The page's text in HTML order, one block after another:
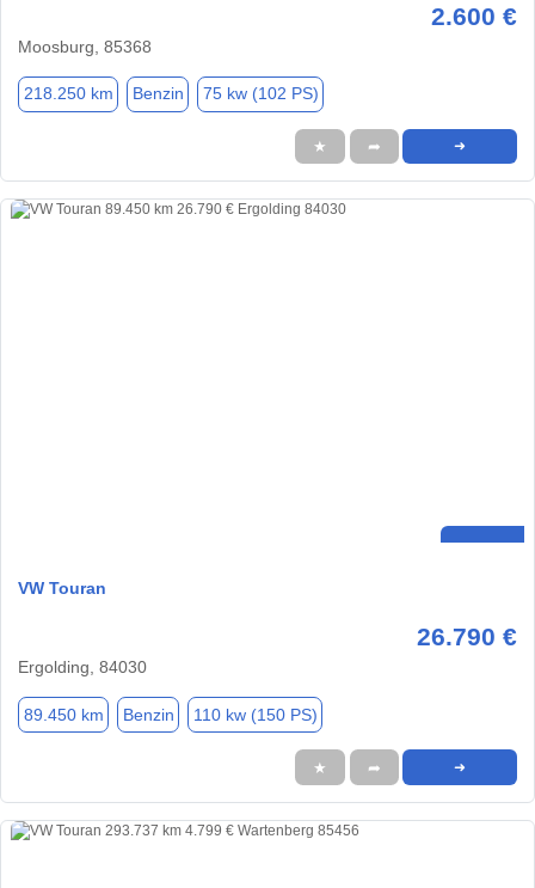
2.600 €
Moosburg, 85368
218.250 km Benzin 75 kw (102 PS)
★ ➦ ➜
VW Touran
26.790 €
Ergolding, 84030
89.450 km Benzin 110 kw (150 PS)
★ ➦ ➜